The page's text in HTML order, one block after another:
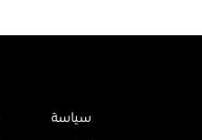
سياسة